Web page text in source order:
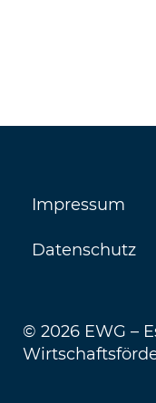
Impressum
Datenschutz
© 2026 EWG –